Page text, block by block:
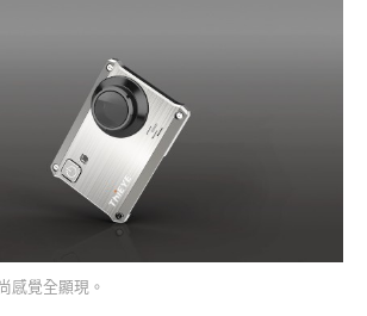
感覺全顯現。